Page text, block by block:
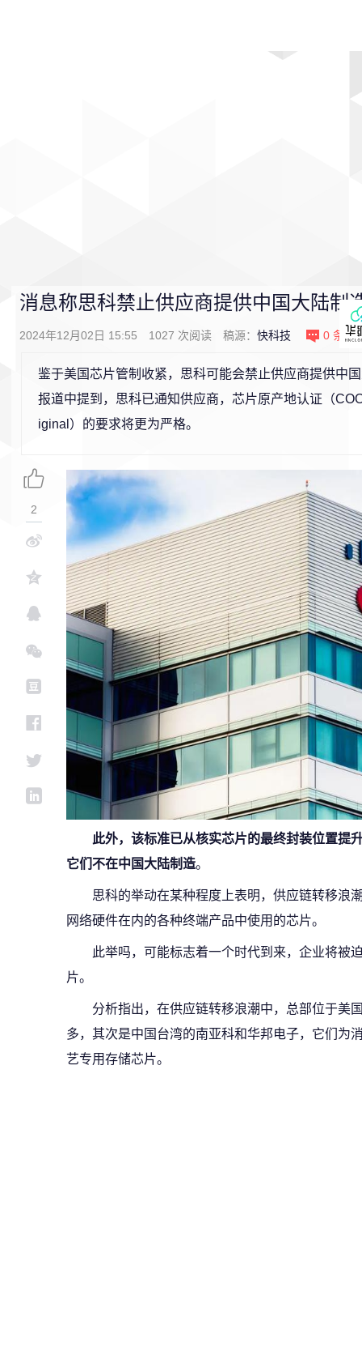
消息称思科禁止供应商提供中国大陆制
2024年12月02日 15:55 1027 次阅读 稿源： 快科技 0 条评
鉴于美国芯片管制收紧，思科可能会禁止供应商提供中
报道中提到，思科已通知供应商，芯片原产地认证（
iginal）的要求将更为严格。
此外，该标准已从核实芯片的最终封装位置提
它们不在中国大陆制造。
思科的举动在某种程度上表明，供应链转移浪
网络硬件在内的各种终端产品中使用的芯片。
此举吗，可能标志着一个时代到来，企业将被
片。
分析指出，在供应链转移浪潮中，总部位于美
多，其次是中国台湾的南亚科和华邦电子，它们为
艺专用存储芯片。
2